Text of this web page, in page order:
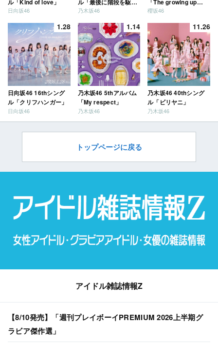
ル「Kind of love」
日向坂46
ル「最後に階段を駆け
上がったのはいつ
乃木坂46
「The growing up
train」
櫻坂46
1.28
日向坂46 16thシング
ル「クリフハンガー」
日向坂46
1.14
乃木坂46 5thアルバム
「My respect」
乃木坂46
11.26
乃木坂46 40thシング
ル「ビリヤニ」
乃木坂46
トップページに戻る
アイドル雑誌情報Z
【8/10発売】「週刊プレイボーイPREMIUM 2026上半期グ
ラビア傑作選」